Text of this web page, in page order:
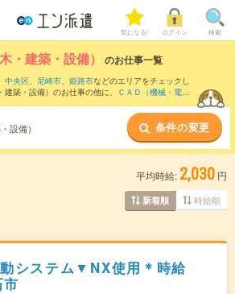
気になる! ログイン 検索
・建築・設備） のお仕事一覧
中央区、 尼崎市、 姫路市などのエリアをチェックし
築・設備）のお仕事の他に、
ＣＡＤ（機械・電
などのこだわり条件で絞り込んでいただ
・建築・設備）のお仕事とは？とは？
設備） 条件の変更
平均時給: 2,030 円
新着順 時給順
システム▼NX使用＊時給